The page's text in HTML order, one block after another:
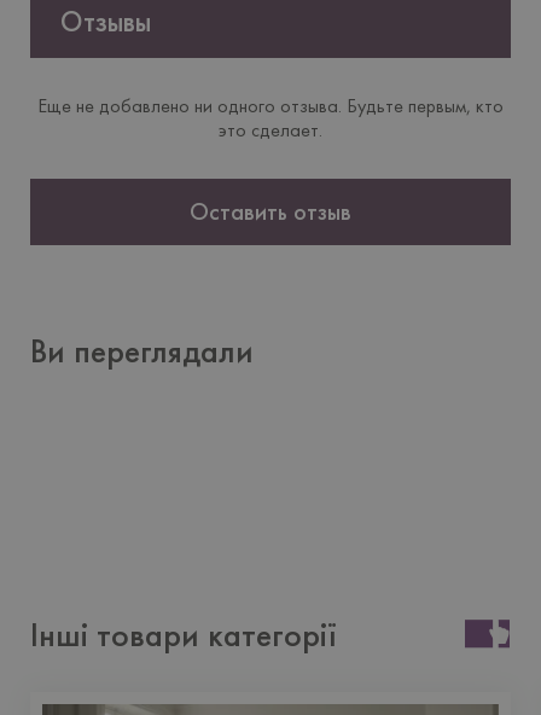
Отзывы
Еще не добавлено ни одного отзыва. Будьте первым, кто
это сделает.
Оставить отзыв
Ви переглядали
Інші товари категорії